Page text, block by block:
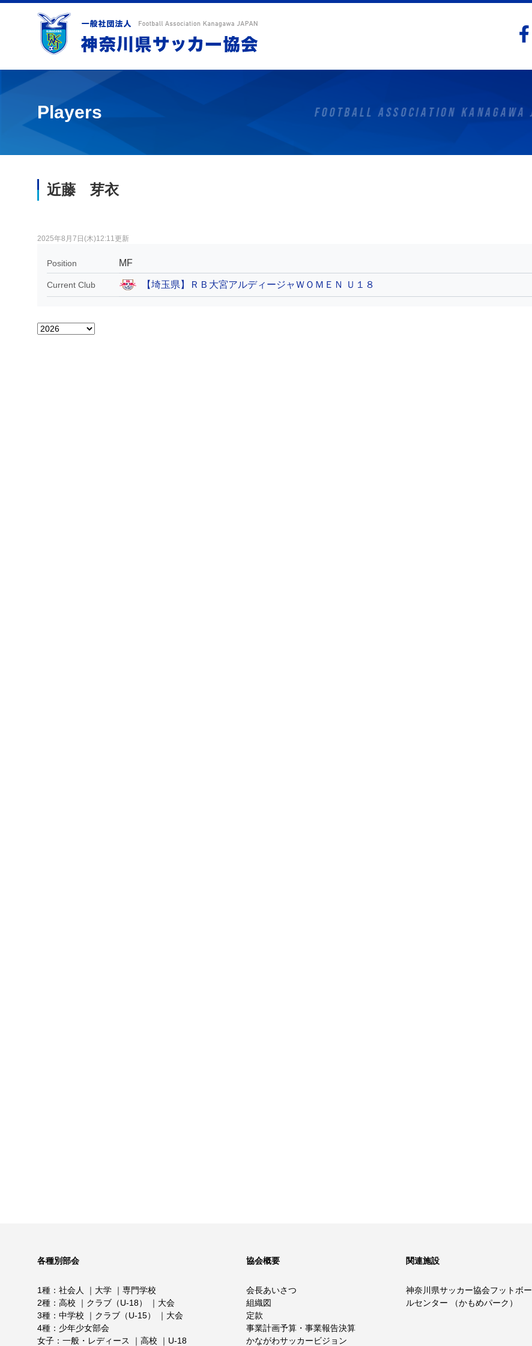
Players
近藤 芽衣
2025年8月7日(木)12:11更新
Position MF
Current Club 【埼玉県】ＲＢ大宮アルディージャＷＯＭＥＮ Ｕ１８
各種別部会
1種 社会人 大学
専門学校
2種
高校 クラブ（U-18）
大会
3種
中学校 クラブ（U-15）
大会
4種
少年少女部会
女子
一般・レディース 高校 U-18
協会概要
会長あいさつ
組織図
定款
事業計画予算・事業報告決算
かながわサッカービジョン
関連施設
神奈川県サッカー協会フットボー
ルセンター （かもめパーク）